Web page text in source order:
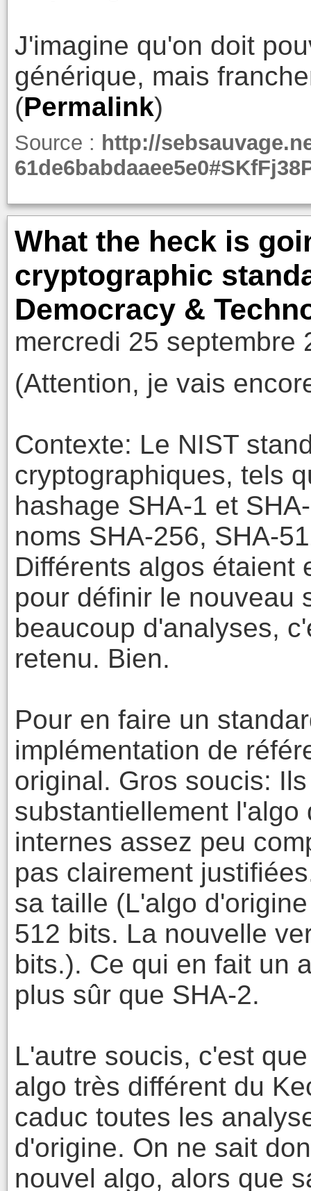
J'imagine qu'on doit
générique, mais
(Permalink)
Source : http://
What the heck is
cryptographic
Democracy &
mercredi 25 septembre
(Attention, je vais
Contexte: Le NIST
cryptographiques, tels
hashage SHA-1 et
noms SHA-256, SHA-
Différents algos étaient
pour définir le nouveau
beaucoup d'analyses,
retenu. Bien.
Pour en faire un
implémentation de
original. Gros soucis:
substantiellement
internes assez peu
pas clairement
sa taille (L'algo
512 bits. La nouvelle
bits.). Ce qui en fait un
plus sûr que SHA-2.
L'autre soucis, c'est
algo très différent du
caduc toutes les
d'origine. On ne sait
nouvel algo, alors que